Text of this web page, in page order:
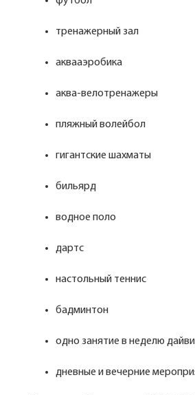
тренажерный зал
аквааэробика
аква-велотренажеры
пляжный волейбол
гигантские шахматы
бильярд
водное поло
дартс
настольный теннис
бадминтон
одно занятие в неделю
дневные и вечерние